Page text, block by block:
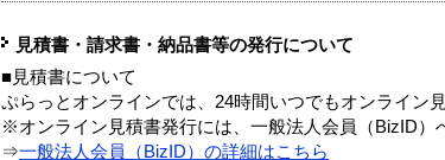
見積書・請求書・納品書等の発行について
■見積書について
ぷらっとオンラインでは、24時間いつでもオンライン
※オンライン見積書発行には、一般法人会員（BizID）
⇒一般法人会員（BizID）の詳細はこちら